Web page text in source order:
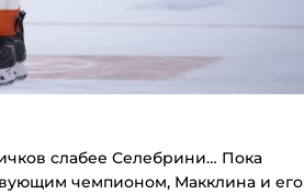
слабее Селебрини… Пока
чемпионом, Макклина и его